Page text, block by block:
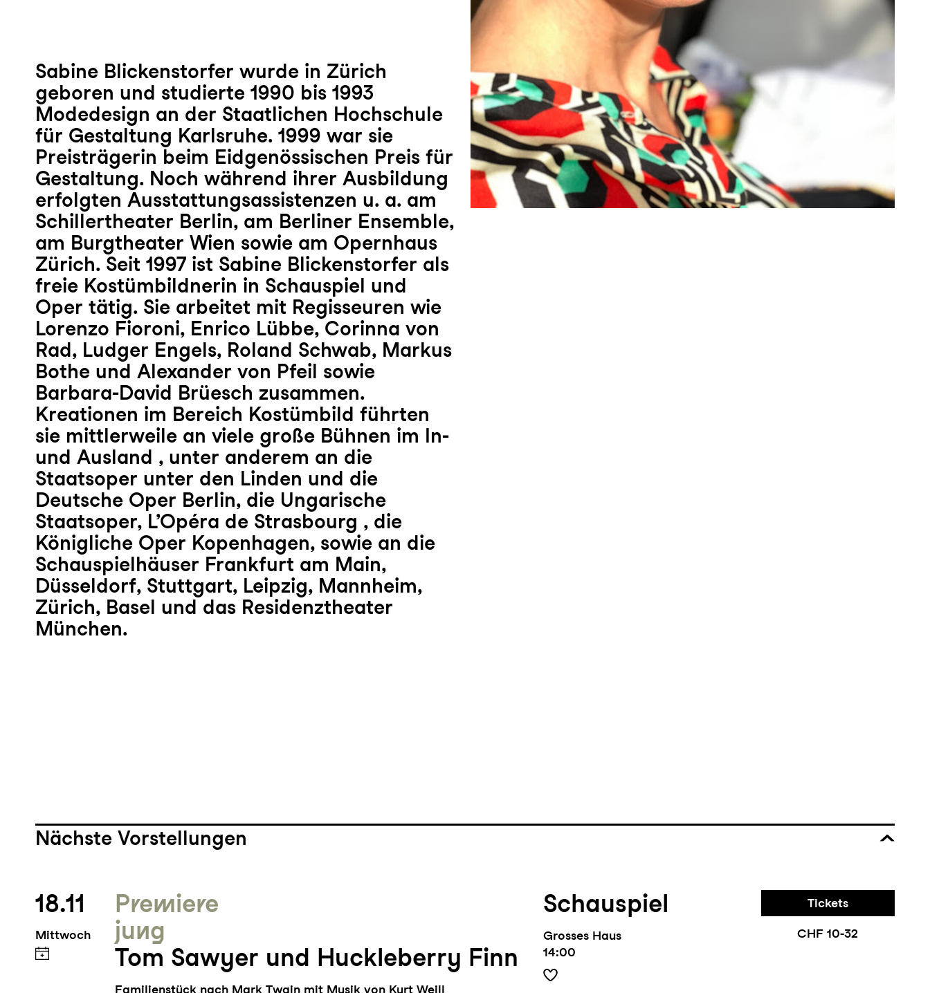
Sabine Blickenstorfer wurde in Zürich
geboren und studierte 1990 bis 1993
Modedesign an der Staatlichen Hochschule
für Gestaltung Karlsruhe. 1999 war sie
Preisträgerin beim Eidgenössischen Preis für
Gestaltung. Noch während ihrer Ausbildung
erfolgten Ausstattungsassistenzen u. a. am
Schillertheater Berlin, am Berliner Ensemble,
am Burgtheater Wien sowie am Opernhaus
Zürich. Seit 1997 ist Sabine Blickenstorfer als
freie Kostümbildnerin in Schauspiel und
Oper tätig. Sie arbeitet mit Regisseuren wie
Lorenzo Fioroni, Enrico Lübbe, Corinna von
Rad, Ludger Engels, Roland Schwab, Markus
Bothe und Alexander von Pfeil sowie
Barbara-David Brüesch zusammen.
Kreationen im Bereich Kostümbild führten
sie mittlerweile an viele große Bühnen im In-
und Ausland , unter anderem an die
Staatsoper unter den Linden und die
Deutsche Oper Berlin, die Ungarische
Staatsoper, L’Opéra de Strasbourg , die
Königliche Oper Kopenhagen, sowie an die
Schauspielhäuser Frankfurt am Main,
Düsseldorf, Stuttgart, Leipzig, Mannheim,
Zürich, Basel und das Residenztheater
München.
Nächste Vorstellungen
18.11
Mittwoch
Premiere
jung
Tom Sawyer und Huckleberry Finn
Familienstück nach Mark Twain mit Musik von Kurt Weill
Schauspiel
Grosses Haus
14:00
Tickets
CHF 10-32